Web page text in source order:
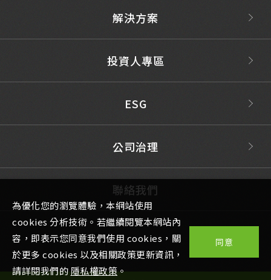
解決方案
投資人專區
ESG
公司治理
聯絡我們
為優化您的瀏覽體驗，本網站使用
cookies 分析技術。若繼續閱覽本網站內
容，即表示您同意我們使用 cookies，關
於更多 cookies 以及相關政策更新資訊，
請詳閱我們的 隱私權政策 。
同意